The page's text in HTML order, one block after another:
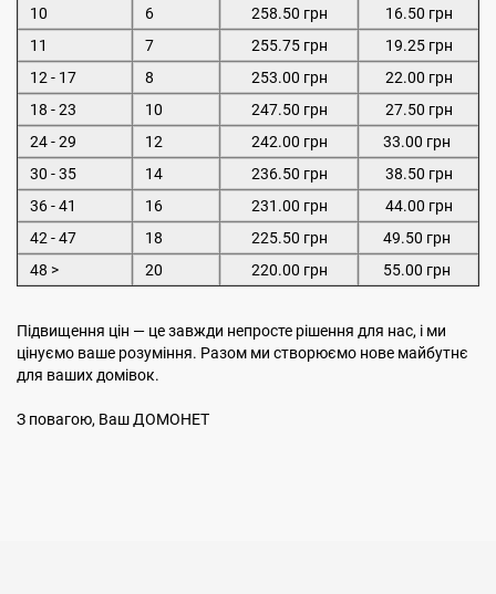
10
6 258.50 грн
16.50 грн
11
7 255.75 грн
19.25 грн
12 - 17
8 253.00 грн
22.00 грн
18 - 23
10 247.50 грн
27.50 грн
24 - 29
12 242.00 грн
33.00 грн
30 - 35
14 236.50 грн
38.50 грн
36 - 41
16 231.00 грн
44.00 грн
42 - 47
18 225.50 грн
49.50 грн
48 >
20 220.00 грн 55.00 грн
Підвищення цін — це завжди непросте рішення для нас, і ми
цінуємо ваше розуміння. Разом ми створюємо нове майбутнє
для ваших домівок.
З повагою, Ваш ДОМОНЕТ